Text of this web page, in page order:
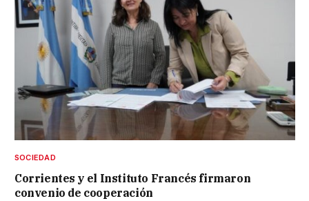
SOCIEDAD
Corrientes y el Instituto Francés firmaron
convenio de cooperación